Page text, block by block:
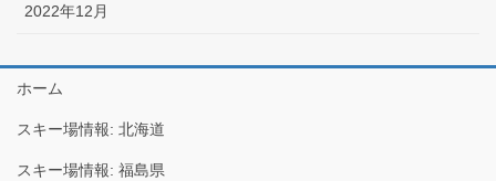
2022年12月
ホーム
スキー場情報: 北海道
スキー場情報: 福島県